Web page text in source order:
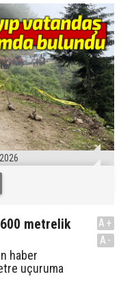
600 metrelik
haber
uçuruma
A+
A-